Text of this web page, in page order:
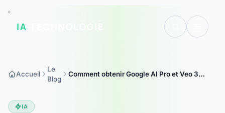
IA
Blog
gratuitement en 2026 | IA Technologie
IA